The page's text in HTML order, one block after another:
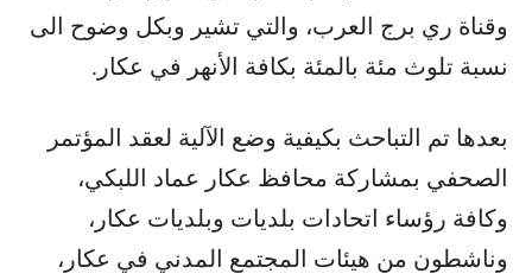
وقناة ري برج العرب، والتي تشير وبكل وضوح الى
نسبة تلوث مئة بالمئة بكافة الأنهر في عكار.
بعدها تم التباحث بكيفية وضع الآلية لعقد المؤتمر
الصحفي بمشاركة محافظ عكار عماد اللبكي،
وكافة رؤساء اتحادات بلديات وبلديات عكار،
وناشطون من هيئات المجتمع المدني في عكار،